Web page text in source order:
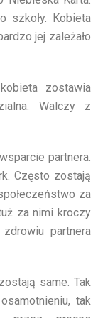
szkoły. Kobieta
jej zależało
zostawia
Walczy z
partnera.
Często zostają
za
za nimi kroczy
partnera
same. Tak
tak